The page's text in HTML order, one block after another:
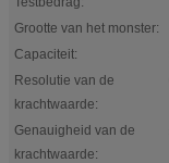
Grootte van het monster:
Capaciteit:
Resolutie van de
krachtwaarde:
Genauigheid van de
krachtwaarde: